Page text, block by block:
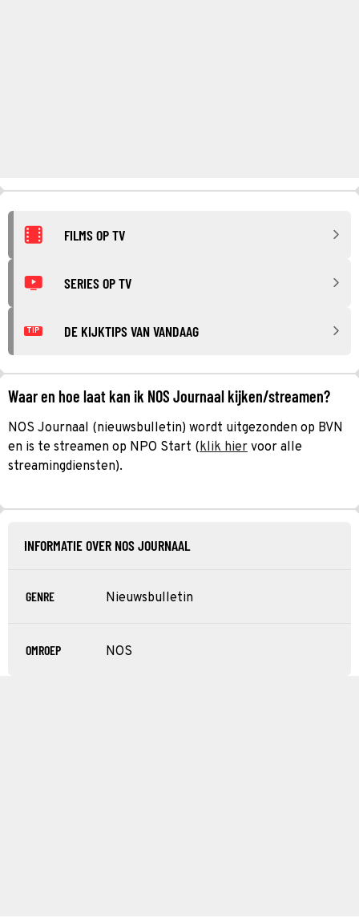
FILMS OP TV
SERIES OP TV
TIP DE KIJKTIPS VAN VANDAAG
Waar en hoe laat kan ik NOS Journaal kijken/streamen?
NOS Journaal (nieuwsbulletin) wordt uitgezonden op BVN
en is te streamen op NPO Start (klik hier voor alle
streamingdiensten).
INFORMATIE OVER NOS JOURNAAL
GENRE Nieuwsbulletin
OMROEP NOS